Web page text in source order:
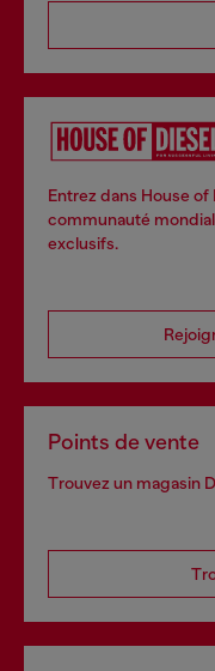
Entrez dans House of
communauté
exclusifs.
Points de vente
Trouvez un magasin